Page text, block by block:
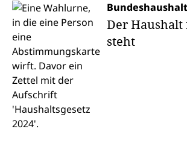
Bundeshaushalt
Der Haushalt
steht